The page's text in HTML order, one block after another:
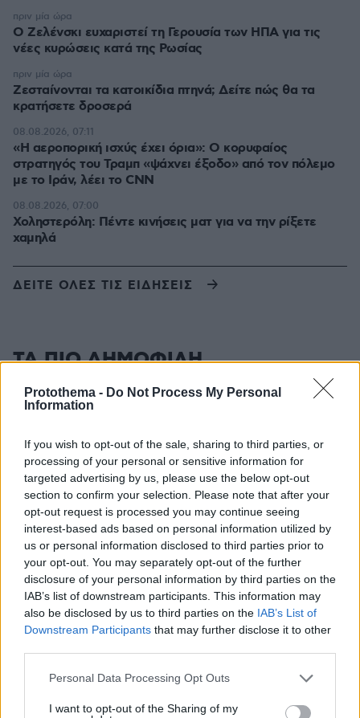
Protothema - Do Not Process My Personal
Information
If you wish to opt-out of the sale, sharing to third parties, or
processing of your personal or sensitive information for
targeted advertising by us, please use the below opt-out
section to confirm your selection. Please note that after your
opt-out request is processed you may continue seeing
interest-based ads based on personal information utilized by
us or personal information disclosed to third parties prior to
your opt-out. You may separately opt-out of the further
disclosure of your personal information by third parties on the
IAB’s list of downstream participants. This information may
also be disclosed by us to third parties on the IAB’s List of
Downstream Participants that may further disclose it to other
Please note that this website/app uses one or more Google
not limited to your visit or usage behaviour. You may click to
Personal Data Processing Opt Outs
I want to opt-out of the Sharing of my
Ο Ζελένσκι ευχαριστεί τη Γερουσία των ΗΠΑ για τις
νέες κυρώσεις κατά της Ρωσίας
πριν μία ώρα
Ζεσταίνονται τα κατοικίδια πτηνά; Δείτε πώς θα τα
κρατήσετε δροσερά
πριν μία ώρα
«Η αεροπορική ισχύς έχει όρια»: Ο κορυφαίος
στρατηγός του Τραμπ «ψάχνει έξοδο» από τον πόλεμο
με το Ιράν, λέει το CNN
08.08.2026, 07:11
Χοληστερόλη: Πέντε κινήσεις ματ για να την ρίξετε
χαμηλά
08.08.2026, 07:00
ΔΕΙΤΕ ΟΛΕΣ ΤΙΣ ΕΙΔΗΣΕΙΣ
ΤΑ ΠΙΟ ΔΗΜΟΦΙΛΗ